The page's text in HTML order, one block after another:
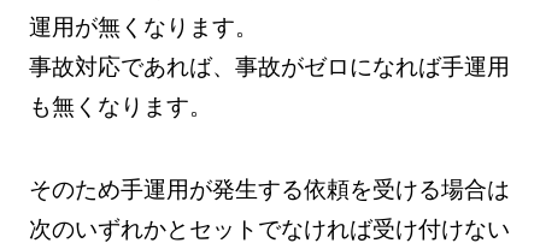
運用が無くなります。
事故対応であれば、事故がゼロになれば手運用
も無くなります。
そのため手運用が発生する依頼を受ける場合は
次のいずれかとセットでなければ受け付けない